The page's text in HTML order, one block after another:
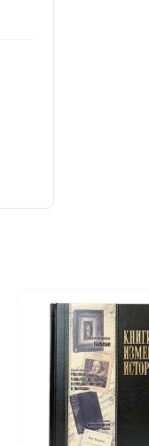
к